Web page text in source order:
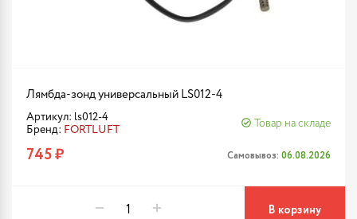
Лямбда-зонд универсальный LS012-4
Артикул: ls012-4
Бренд: FORTLUFT
Товар на складе
745 ₽ Самовывоз: 06.08.2026
В корзину